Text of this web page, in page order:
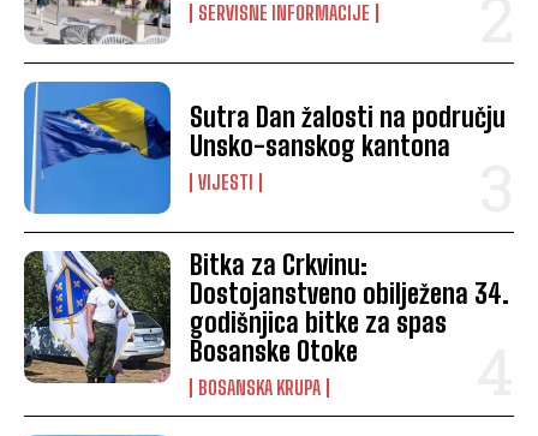
SERVISNE INFORMACIJE
Sutra Dan žalosti na području
Unsko-sanskog kantona
VIJESTI
Bitka za Crkvinu:
Dostojanstveno obilježena 34.
godišnjica bitke za spas
Bosanske Otoke
BOSANSKA KRUPA